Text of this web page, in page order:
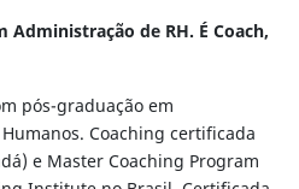
Administração de RH. É Coach,
pós-graduação em
Coaching certificada
e Master Coaching Program